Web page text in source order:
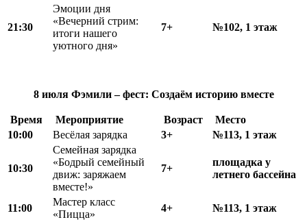
21:30
Эмоции дня
«Вечерний стрим:
итоги нашего
уютного дня»
7+ №102, 1 этаж
8 июля Фэмили – фест: Создаём историю вместе
Время Мероприятие Возраст
Место
10:00
Весёлая зарядка 3+ №113, 1 этаж
10:30
Семейная зарядка
«Бодрый семейный
движ: заряжаем
вместе!»
7+
площадка у
летнего бассейна
11:00
Мастер класс
«Пицца»
4+ №113, 1 этаж